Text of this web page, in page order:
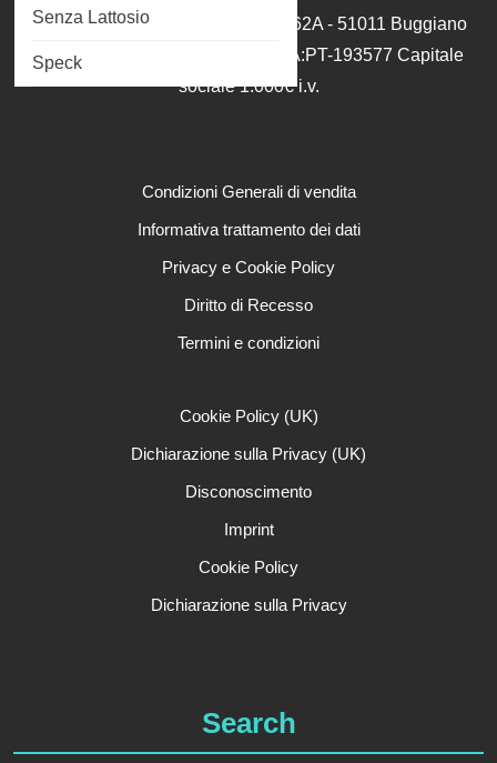
Senza Lattosio
Speck
Italfish srl Via Terra rossa fonda 162A - 51011 Buggiano
(PT) C.F/P.iva 01950100477 REA:PT-193577 Capitale
sociale 1.000€ i.v.
Condizioni Generali di vendita
Informativa trattamento dei dati
Privacy e Cookie Policy
Diritto di Recesso
Termini e condizioni
Cookie Policy (UK)
Dichiarazione sulla Privacy (UK)
Disconoscimento
Imprint
Cookie Policy
Dichiarazione sulla Privacy
Search